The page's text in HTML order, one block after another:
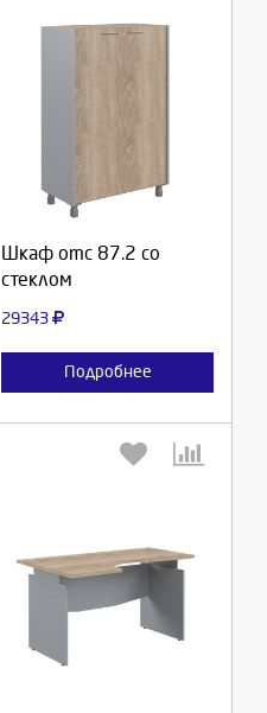
Шкаф omc 87.2 со
стеклом
29343
Подробнее
Выберите количество:
Выберите количество: